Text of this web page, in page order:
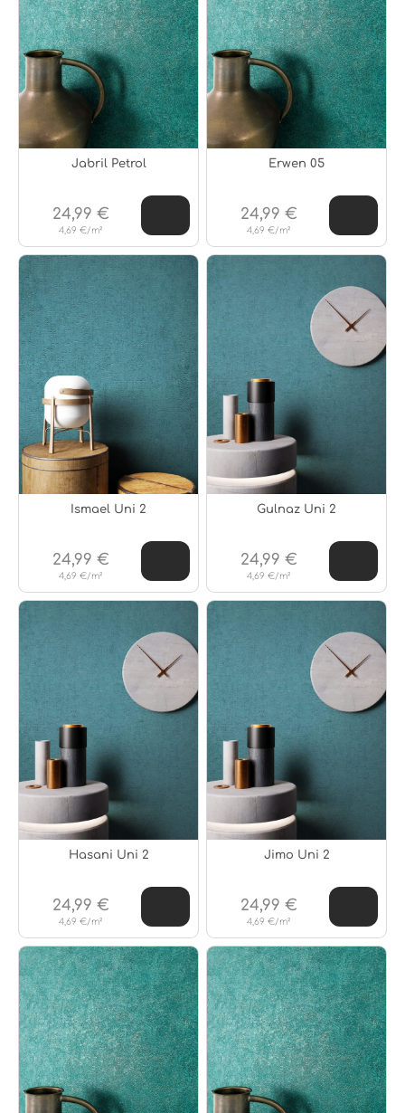
Jabril Petrol
4,69 €/m²
24,99 €
Erwen 05
4,69 €/m²
24,99 €
Ismael Uni 2
4,69 €/m²
24,99 €
Gulnaz Uni 2
4,69 €/m²
24,99 €
Hasani Uni 2
4,69 €/m²
24,99 €
Jimo Uni 2
4,69 €/m²
24,99 €